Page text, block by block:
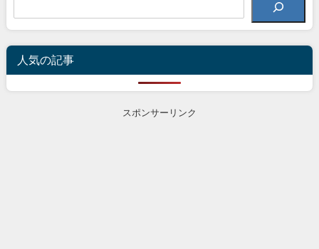
人気の記事
スポンサーリンク